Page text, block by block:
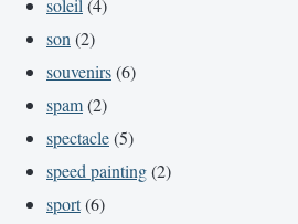
soleil (4)
son (2)
souvenirs(6)
spam(2)
spectacle(5)
speed painting(2)
sport(6)